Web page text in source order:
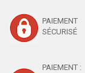
PAIEMENT
SÉCURISÉ
PAIEMENT :